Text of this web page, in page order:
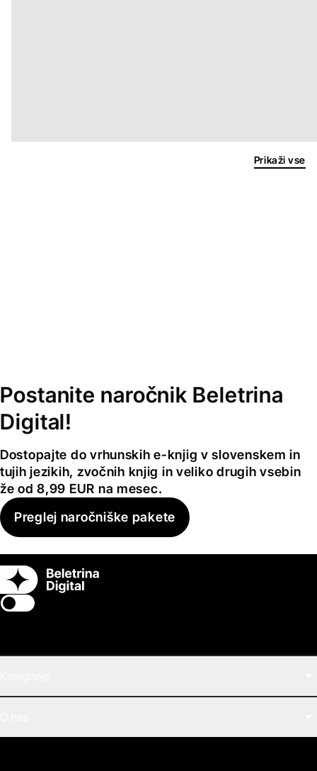
Prikaži vse
Postanite naročnik Beletrina
Digital!
Dostopajte do vrhunskih e-knjig v slovenskem in
tujih jezikih, zvočnih knjig in veliko drugih vsebin
že od 8,99 EUR na mesec.
Preglej naročniške pakete
Switch theme
Zvočne knjige